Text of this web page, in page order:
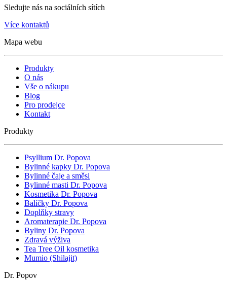
Sledujte nás na sociálních sítích
Více kontaktů
Mapa webu
Produkty
O nás
Vše o nákupu
Blog
Pro prodejce
Kontakt
Produkty
Psyllium Dr. Popova
Bylinné kapky Dr. Popova
Bylinné čaje a směsi
Bylinné masti Dr. Popova
Kosmetika Dr. Popova
Balíčky Dr. Popova
Doplňky stravy
Aromaterapie Dr. Popova
Byliny Dr. Popova
Zdravá výživa
Tea Tree Oil kosmetika
Mumio (Shilajit)
Dr. Popov